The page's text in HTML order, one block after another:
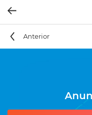
Anterior